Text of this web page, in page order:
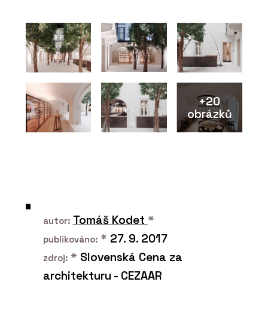
Vypínače a zásuvky NEXA QUADRO -
OBZOR
+20
obrázků
autor: Tomáš Kodet *
publikováno: * 27. 9. 2017
zdroj: * Slovenská Cena za
architekturu - CEZAAR